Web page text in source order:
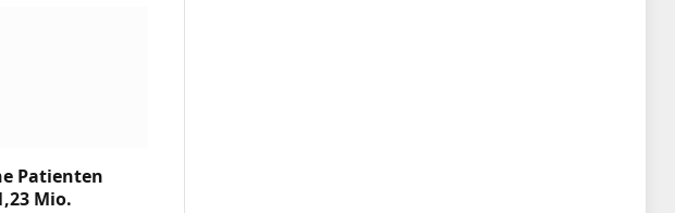
Patienten
Mio.